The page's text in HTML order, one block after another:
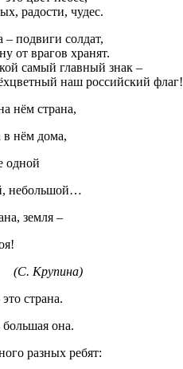
чудес.
солдат,
хранят.
главный знак –
наш российский флаг!
нём страна,
дома,
земля –
страна.
она.
ребят: